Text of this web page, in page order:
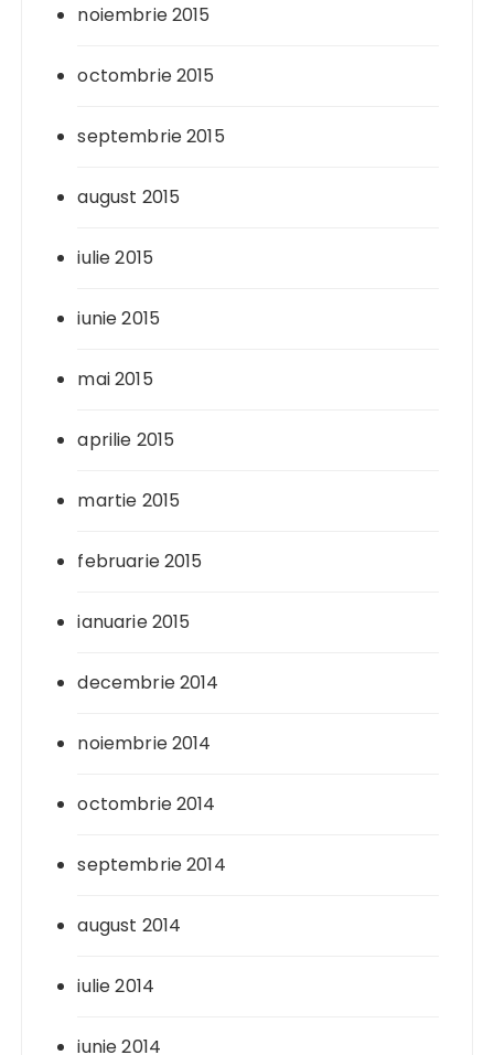
noiembrie 2015
octombrie 2015
septembrie 2015
august 2015
iulie 2015
iunie 2015
mai 2015
aprilie 2015
martie 2015
februarie 2015
ianuarie 2015
decembrie 2014
noiembrie 2014
octombrie 2014
septembrie 2014
august 2014
iulie 2014
iunie 2014